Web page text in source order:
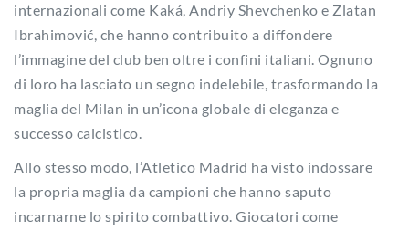
internazionali come Kaká, Andriy Shevchenko e Zlatan
Ibrahimović, che hanno contribuito a diffondere
l’immagine del club ben oltre i confini italiani. Ognuno
di loro ha lasciato un segno indelebile, trasformando la
maglia del Milan in un’icona globale di eleganza e
successo calcistico.
Allo stesso modo, l’Atletico Madrid ha visto indossare
la propria maglia da campioni che hanno saputo
incarnarne lo spirito combattivo. Giocatori come